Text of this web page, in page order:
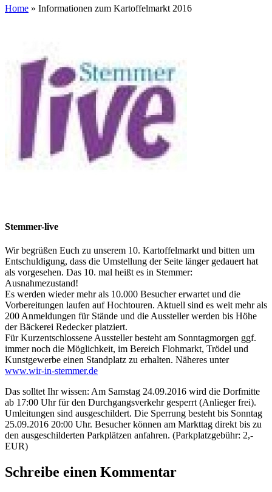
Home » Informationen zum Kartoffelmarkt 2016
Stemmer-live
Wir begrüßen Euch zu unserem 10. Kartoffelmarkt und bitten um
Entschuldigung, dass die Umstellung der Seite länger gedauert hat
als vorgesehen. Das 10. mal heißt es in Stemmer:
Ausnahmezustand!
Es werden wieder mehr als 10.000 Besucher erwartet und die
Vorbereitungen laufen auf Hochtouren. Aktuell sind es weit mehr als
200 Anmeldungen für Stände und die Aussteller werden bis Höhe
der Bäckerei Redecker platziert.
Für Kurzentschlossene Aussteller besteht am Sonntagmorgen ggf.
immer noch die Möglichkeit, im Bereich Flohmarkt, Trödel und
Kunstgewerbe einen Standplatz zu erhalten. Näheres unter
www.wir-in-stemmer.de
Das solltet Ihr wissen: Am Samstag 24.09.2016 wird die Dorfmitte
ab 17:00 Uhr für den Durchgangsverkehr gesperrt (Anlieger frei).
Umleitungen sind ausgeschildert. Die Sperrung besteht bis Sonntag
25.09.2016 20:00 Uhr. Besucher können am Markttag direkt bis zu
den ausgeschilderten Parkplätzen anfahren. (Parkplatzgebühr: 2,-
EUR)
Schreibe einen Kommentar